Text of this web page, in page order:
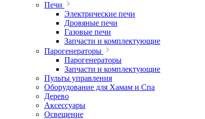
Печи
Электрические печи
Дровяные печи
Газовые печи
Запчасти и комплектующие
Парогенераторы
Парогенераторы
Запчасти и комплектующие
Пульты управления
Оборудование для Хамам и Спа
Дерево
Аксессуары
Освещение